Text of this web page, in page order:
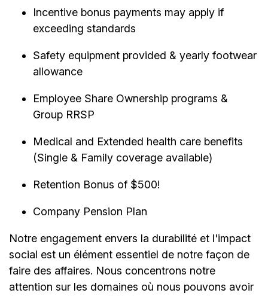
Incentive bonus payments may apply if
exceeding standards
Safety equipment provided & yearly footwear
allowance
Employee Share Ownership programs &
Group RRSP
Medical and Extended health care benefits
(Single & Family coverage available)
Retention Bonus of $500!
Company Pension Plan
Notre engagement envers la durabilité et l'impact
social est un élément essentiel de notre façon de
faire des affaires. Nous concentrons notre
attention sur les domaines où nous pouvons avoir